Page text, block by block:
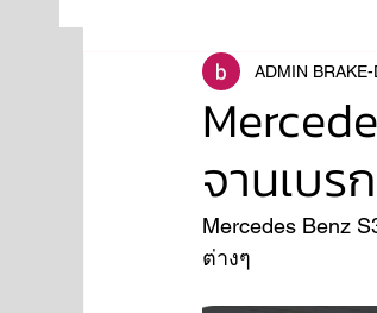
BENTLEY LEXUS ยา
MAHLE
FORD
จานเบร
ADMIN BRAKE-
Mercedes Benz
ต่างๆ